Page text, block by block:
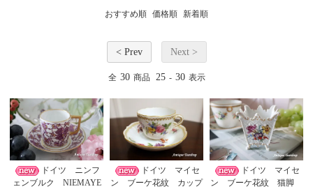
おすすめ順 価格順 新着順
< Prev Next >
全 30 商品 25 - 30 表示
ドイツ ニンフ
ェンブルク NIEMAYE
ドイツ マイセ
ン ブーケ花紋 カップ
ドイツ マイセ
ン ブーケ花紋 猫脚